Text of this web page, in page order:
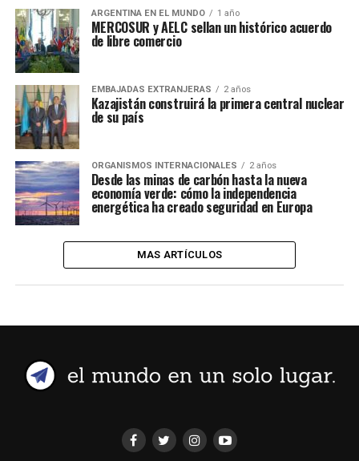
ARGENTINA EN EL MUNDO 1 año
MERCOSUR y AELC sellan un histórico acuerdo
de libre comercio
EMBAJADAS EXTRANJERAS 2 años
Kazajistán construirá la primera central nuclear
de su país
ORGANISMOS INTERNACIONALES 2 años
Desde las minas de carbón hasta la nueva
economía verde: cómo la independencia
energética ha creado seguridad en Europa
MAS ARTÍCULOS